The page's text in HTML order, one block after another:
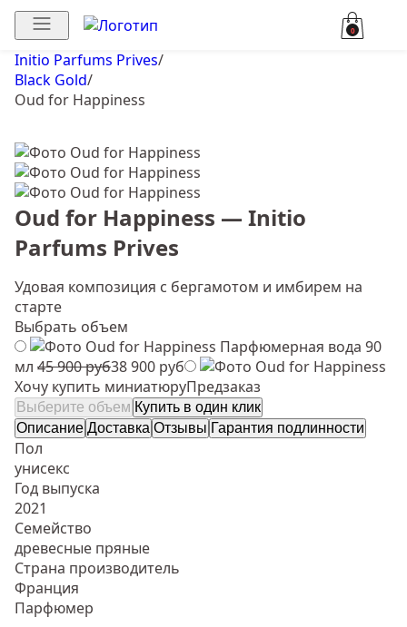
0
Initio Parfums Prives/
Black Gold/
Oud for Happiness
Oud for Happiness — Initio
Parfums Prives
Удовая композиция с бергамотом и имбирем на
старте
Выбрать объем
Парфюмерная вода 90
мл 45 900 руб38 900 руб
Хочу купить миниатюруПредзаказ
Выберите объем Купить в один клик
Описание Доставка Отзывы Гарантия подлинности
Пол
унисекс
Год выпуска
2021
Семейство
древесные пряные
Страна производитель
Франция
Парфюмер